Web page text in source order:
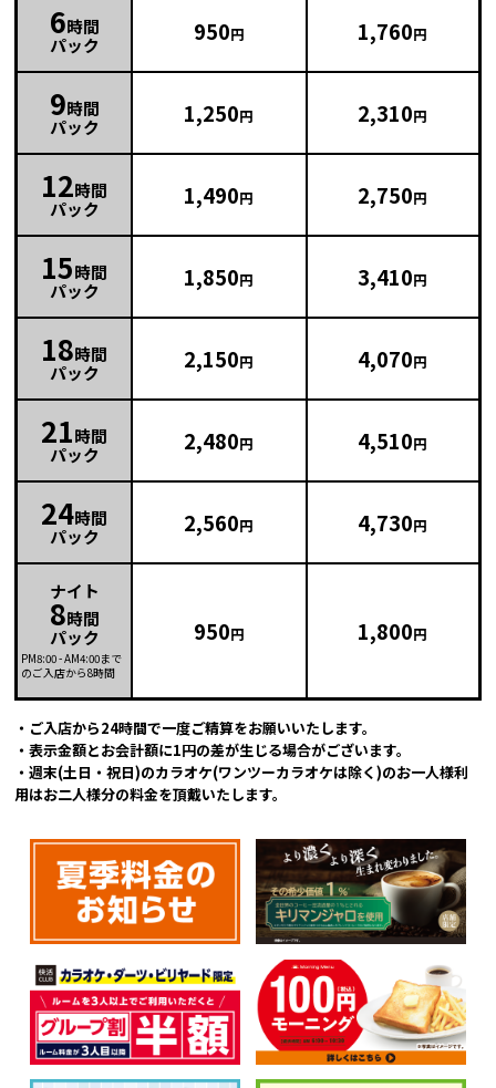
6時間
パック
950円 1,760円
9時間
パック
1,250円 2,310円
12時間
パック
1,490円 2,750円
15時間
パック
1,850円 3,410円
18時間
パック
2,150円 4,070円
21時間
パック
2,480円 4,510円
24時間
パック
2,560円 4,730円
ナイト
8時間
パック
PM8:00-AM4:00まで
のご入店から8時間
950円 1,800円
・ご入店から24時間で一度ご精算をお願いいたします。
・表示金額とお会計額に1円の差が生じる場合がございます。
・週末(土日・祝日)のカラオケ(ワンツーカラオケは除く)のお一人様利
用はお二人様分の料金を頂戴いたします。